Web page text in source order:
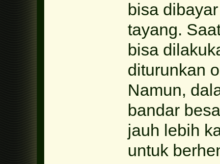
bisa
tayang.
bisa
diturunkan
Namun,
bandar
jauh lebih
untuk